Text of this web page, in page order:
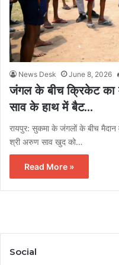
News Desk June 8, 2026
जंगल के बीच क्रिकेट का
साव के हाथ में बैट…
रायपुर: सुकमा के जंगलों के बीच
श्री अरुण साव खुद को…
Read More »
Social